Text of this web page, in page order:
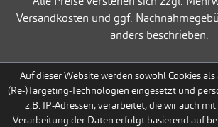
Versandkosten und ggf.
anders beschrieben.
Auf dieser Website werden sowohl Cookies
(Re-)Targeting-Technologien eingesetzt und
z.B. IP-Adressen, verarbeitet, die wir auch
Verarbeitung der Daten erfolgt basierend auf